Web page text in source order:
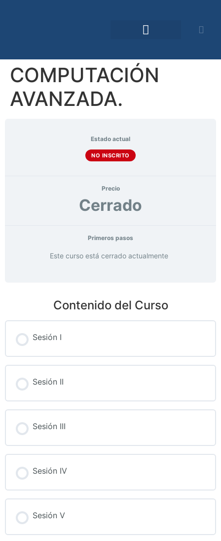
COMPUTACIÓN
AVANZADA.
Estado actual
NO INSCRITO
Precio
Cerrado
Primeros pasos
Este curso está cerrado actualmente
Contenido del Curso
Sesión I
Sesión II
Sesión III
Sesión IV
Sesión V